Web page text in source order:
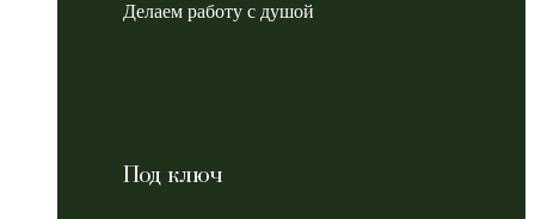
Делаем работу с душой
Под ключ